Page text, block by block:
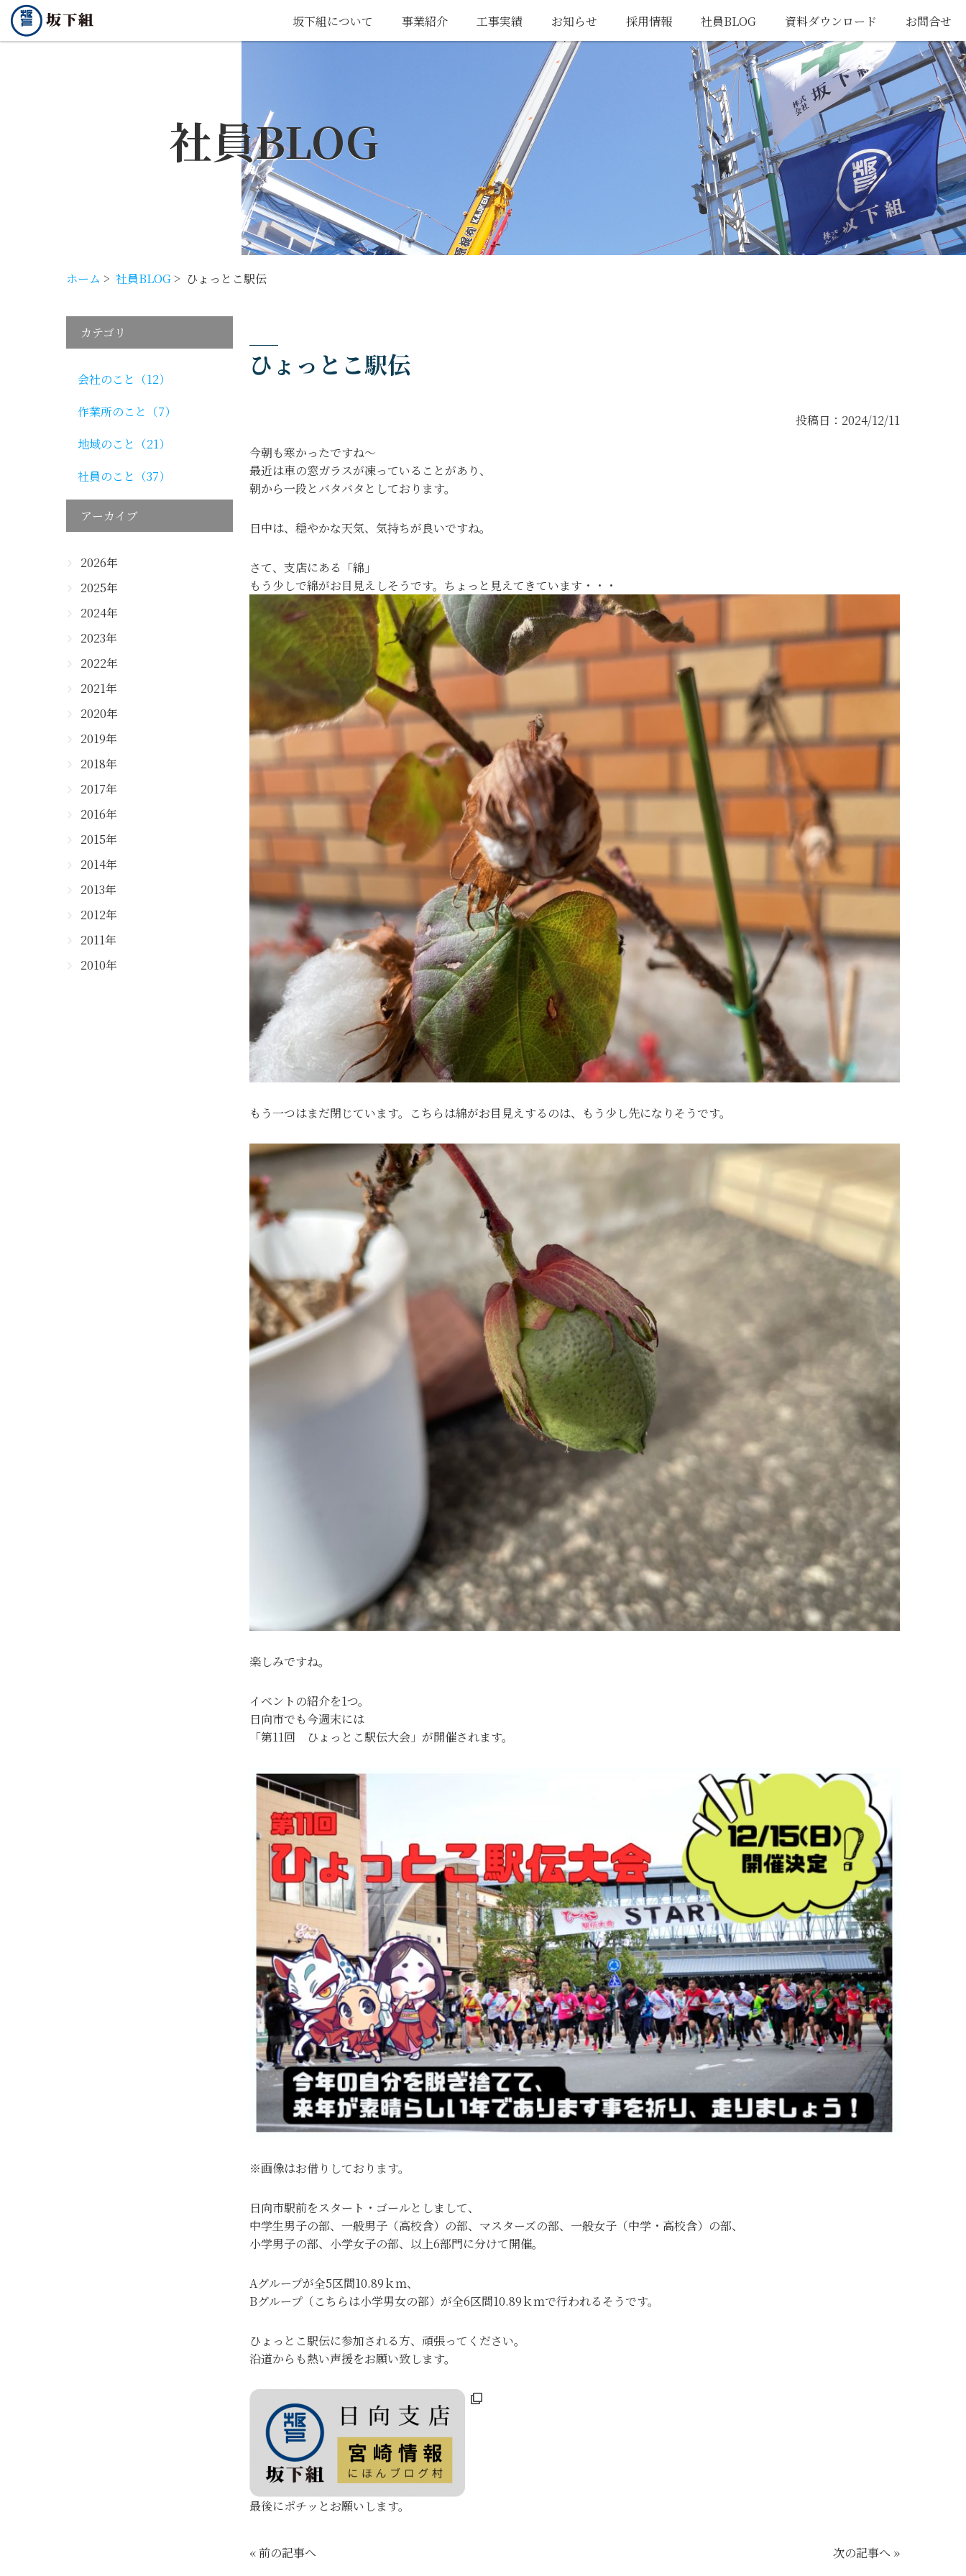
坂下組について 事業紹介 工事実績 お知らせ 採用情報 社員BLOG 資料ダウンロード お問合せ
社員BLOG
ホーム > 社員BLOG > ひょっとこ駅伝
ひょっとこ駅伝
投稿日：2024/12/11
今朝も寒かったですね～
最近は車の窓ガラスが凍っていることがあり、
朝から一段とバタバタとしております。
日中は、穏やかな天気、気持ちが良いですね。
さて、支店にある「綿」
もう少しで綿がお目見えしそうです。ちょっと見えてきています・・・
もう一つはまだ閉じています。こちらは綿がお目見えするのは、もう少し先になりそうです。
楽しみですね。
イベントの紹介を1つ。
日向市でも今週末には
「第11回 ひょっとこ駅伝大会」が開催されます。
※画像はお借りしております。
日向市駅前をスタート・ゴールとしまして、
中学生男子の部、一般男子（高校含）の部、マスターズの部、一般女子（中学・高校含）の部、
小学男子の部、小学女子の部、以上6部門に分けて開催。
Aグループが全5区間10.89ｋｍ、
Bグループ（こちらは小学男女の部）が全6区間10.89ｋｍで行われるそうです。
ひょっとこ駅伝に参加される方、頑張ってください。
沿道からも熱い声援をお願い致します。
最後にポチッとお願いします。
« 前の記事へ 次の記事へ »
カテゴリ
会社のこと（12）
作業所のこと（7）
地域のこと（21）
社員のこと（37）
アーカイブ
2026年
2025年
2024年
2023年
2022年
2021年
2020年
2019年
2018年
2017年
2016年
2015年
2014年
2013年
2012年
2011年
2010年